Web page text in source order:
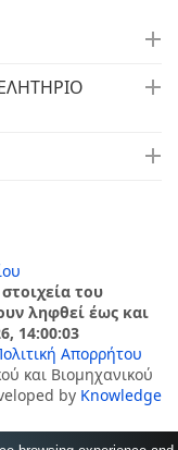
του
ληφθεί έως και
14:00:03
Απορρήτου
και Βιομηχανικού
by Knowledge